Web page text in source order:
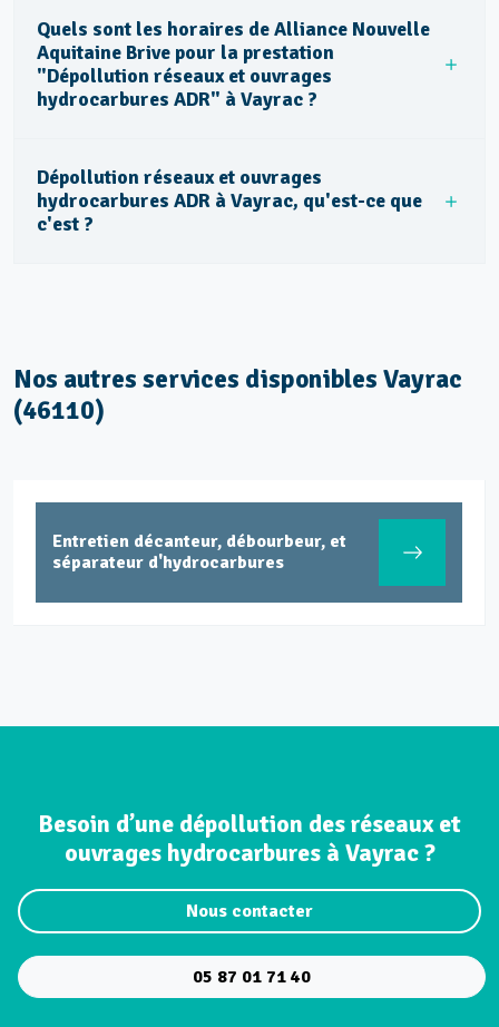
Quels sont les horaires de Alliance Nouvelle
Aquitaine Brive pour la prestation
"Dépollution réseaux et ouvrages
hydrocarbures ADR" à Vayrac ?
Dépollution réseaux et ouvrages
hydrocarbures ADR à Vayrac, qu'est-ce que
c'est ?
Nos autres services disponibles Vayrac
(46110)
Entretien décanteur, débourbeur, et
séparateur d'hydrocarbures
Besoin d’une dépollution des réseaux et
ouvrages hydrocarbures à Vayrac ?
Nous contacter
05 87 01 71 40